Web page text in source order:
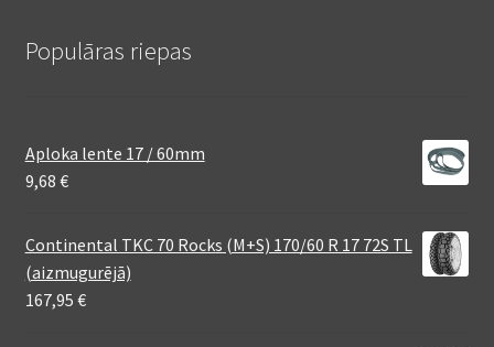
Populāras riepas
Aploka lente 17 / 60mm
9,68 €
Continental TKC 70 Rocks (M+S) 170/60 R 17 72S TL
(aizmugurējā)
167,95 €